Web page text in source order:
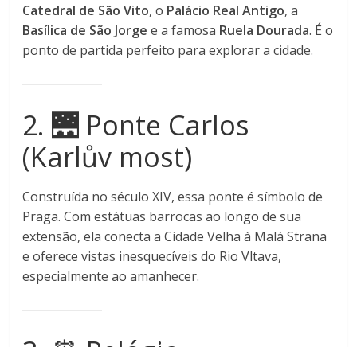
Catedral de São Vito, o Palácio Real Antigo, a
Basílica de São Jorge e a famosa Ruela Dourada. É o
ponto de partida perfeito para explorar a cidade.
2. 🌉 Ponte Carlos
(Karlův most)
Construída no século XIV, essa ponte é símbolo de
Praga. Com estátuas barrocas ao longo de sua
extensão, ela conecta a Cidade Velha à Malá Strana
e oferece vistas inesquecíveis do Rio Vltava,
especialmente ao amanhecer.